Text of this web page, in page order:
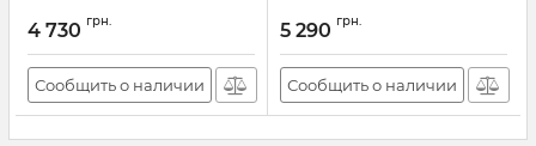
4 730 грн.
Сообщить о наличии
5 290 грн.
Сообщить о наличии